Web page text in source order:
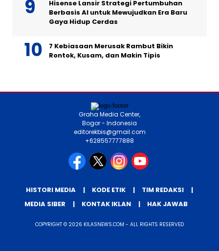
Hisense Lansir Strategi Pertumbuhan
Berbasis AI untuk Mewujudkan Era Baru
Gaya Hidup Cerdas
7 Kebiasaan Merusak Rambut Bikin
Rontok, Kusam, dan Makin Tipis
Graha Media Center,
Bogor - Indonesia
editorekbis@gmail.com
+628557777888
HISTORI MEDIA KODE ETIK
TIM REDAKSI
MEDIA SIBER
KONTAK IKLAN HAK JAWAB
COPYRIGHT © 2026 KILASNEWS.COM - ALL RIGHTS RESERVED